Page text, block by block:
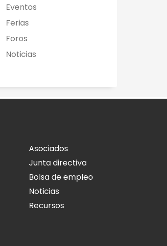
Eventos
Ferias
Foros
Noticias
Asociados
Junta directiva
Bolsa de empleo
Noticias
Recursos